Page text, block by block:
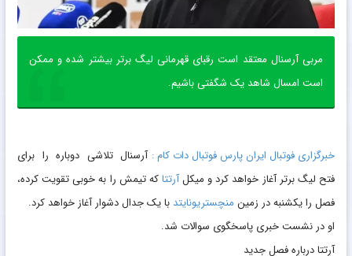
مربی آرسنال معتقد است رقبای قهرمانی لیگ برتر بیشتر شده و ممکن
است امسال شاهد یک شگفتی باشیم.
خبرگزاری فوتبال ایران پارس فوتبال دات کام : آرسنال تلاشی دوباره را برای
فتح لیگ برتر آغاز خواهد کرد و میکلآرتتاکه تیمش را به خوبی تقویت کرده،
فصل را یکشنبه در زمین منچستریونایتد با یک جدال دشوار آغاز خواهد کرد.
او در نشست خبری پاسخگوی سوالات شد.
آرتتا درباره فصل جدید